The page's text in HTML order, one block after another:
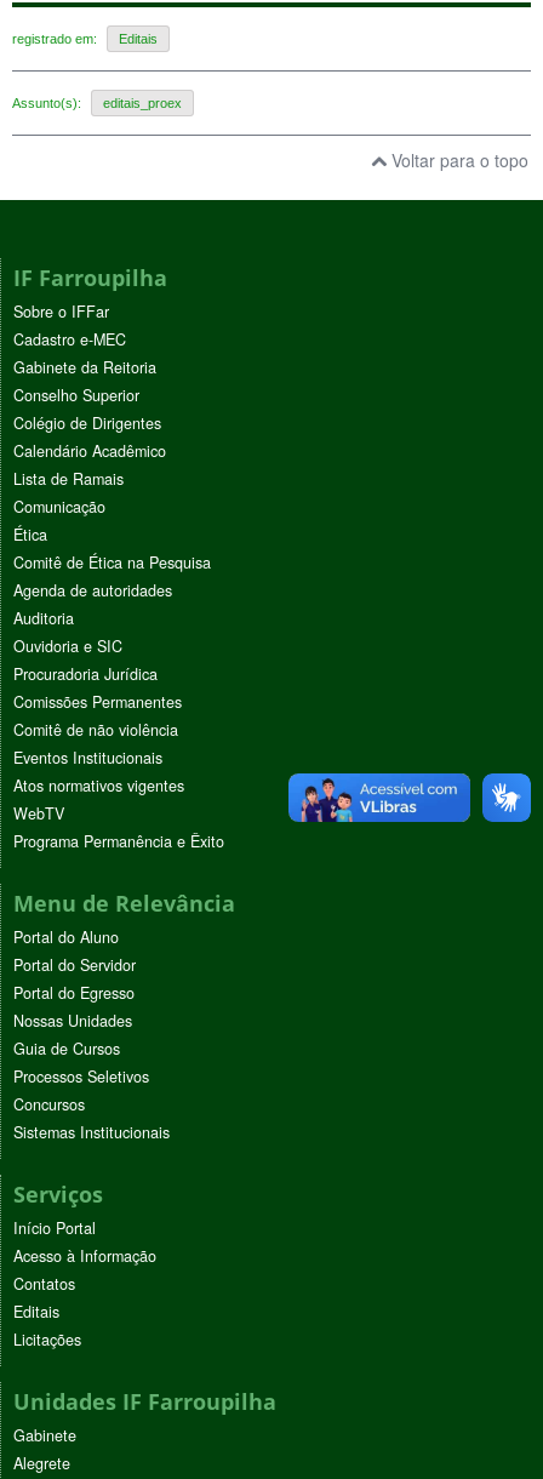
registrado em: Editais
Assunto(s): editais_proex
Voltar para o topo
IF Farroupilha
Sobre o IFFar
Cadastro e-MEC
Gabinete da Reitoria
Conselho Superior
Colégio de Dirigentes
Calendário Acadêmico
Lista de Ramais
Comunicação
Ética
Comitê de Ética na Pesquisa
Agenda de autoridades
Auditoria
Ouvidoria e SIC
Procuradoria Jurídica
Comissões Permanentes
Comitê de não violência
Eventos Institucionais
Atos normativos vigentes
WebTV
Programa Permanência e Êxito
Menu de Relevância
Portal do Aluno
Portal do Servidor
Portal do Egresso
Nossas Unidades
Guia de Cursos
Processos Seletivos
Concursos
Sistemas Institucionais
Serviços
Início Portal
Acesso à Informação
Contatos
Editais
Licitações
Unidades IF Farroupilha
Gabinete
Alegrete